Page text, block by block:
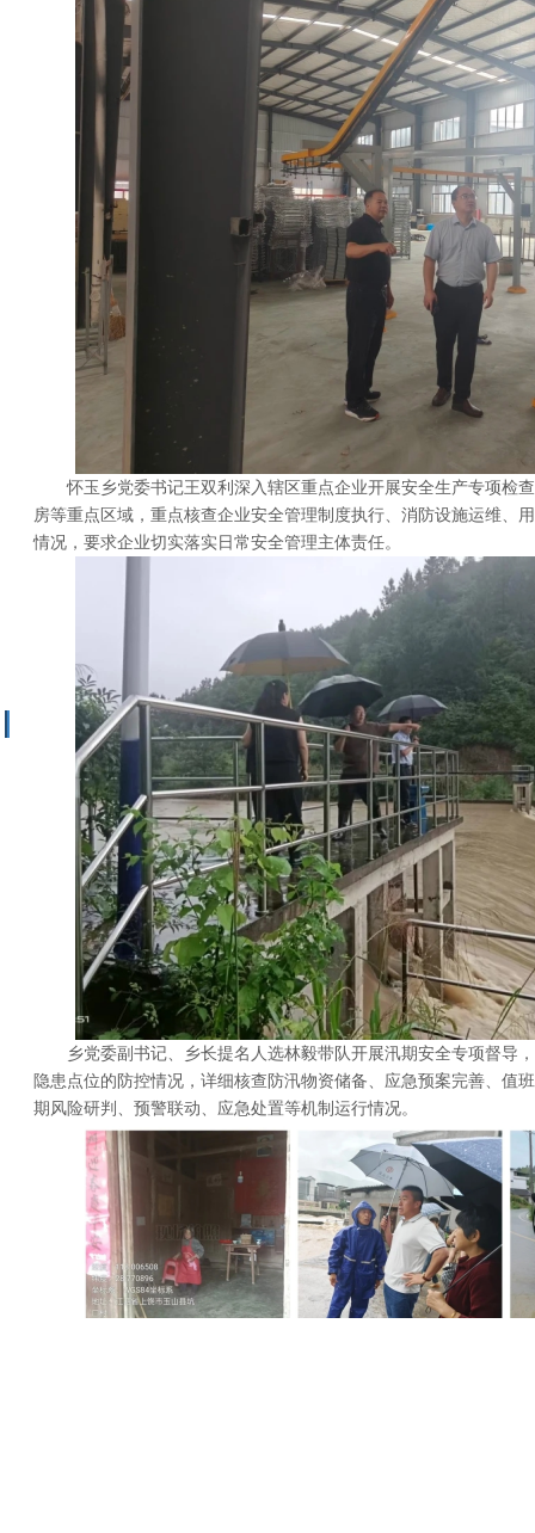
怀玉乡党委书记王双利深入辖区重点企业开展安全生产专项检
房等重点区域，重点核查企业安全管理制度执行、消防设施运维、
情况，要求企业切实落实日常安全管理主体责任。
乡党委副书记、乡长提名人选林毅带队开展汛期安全专项督导
隐患点位的防控情况，详细核查防汛物资储备、应急预案完善、值
期风险研判、预警联动、应急处置等机制运行情况。